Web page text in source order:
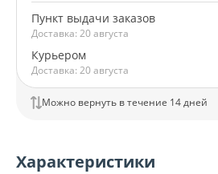
Пункт выдачи заказов
Доставка: 20 августа
Курьером
Доставка: 20 августа
Можно вернуть в течение 14 дней
Характеристики